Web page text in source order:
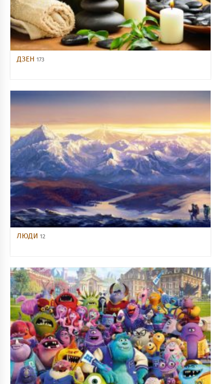
ДЗЕН 173
ЛЮДИ 12